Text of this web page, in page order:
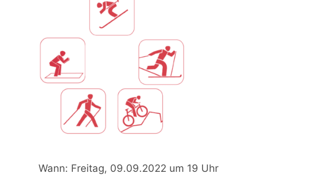
Wann: Freitag, 09.09.2022 um 19 Uhr